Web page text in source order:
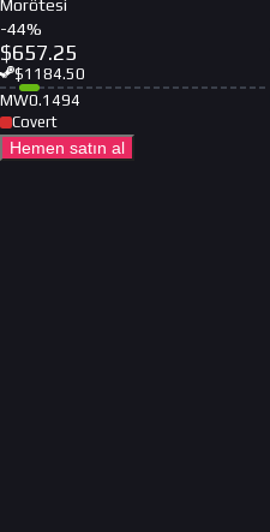
Morötesi
-44%
$657.25
$1184.50
MW0.1494
Covert
Hemen satın al